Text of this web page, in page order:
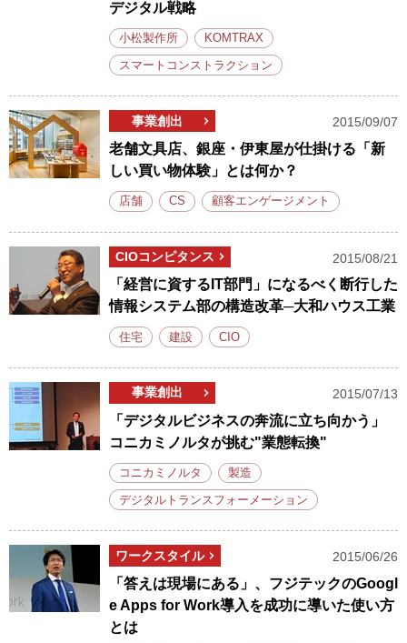
デジタル戦略
小松製作所 KOMTRAX
スマートコンストラクション
事業創出 2015/09/07
老舗文具店、銀座・伊東屋が仕掛ける「新
しい買い物体験」とは何か？
店舗 CS 顧客エンゲージメント
CIOコンピタンス 2015/08/21
「経営に資するIT部門」になるべく断行した
情報システム部の構造改革─大和ハウス工業
住宅 建設 CIO
事業創出 2015/07/13
「デジタルビジネスの奔流に立ち向かう」
コニカミノルタが挑む"業態転換"
コニカミノルタ 製造
デジタルトランスフォーメーション
ワークスタイル 2015/06/26
「答えは現場にある」、フジテックのGoogl
e Apps for Work導入を成功に導いた使い方
とは